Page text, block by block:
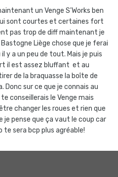
un Venge S'Works ben
sont courtes et certaines fort
pas trop de diff maintenant je
Liège chose que je ferai
a un peu de tout. Mais je puis
il est assez bluffant et au
de la braquasse la boîte de
Donc sur ce que je connais au
conseillerais le Venge mais
changer les roues et rien que
je pense que ça vaut le coup car
sera bcp plus agréable!